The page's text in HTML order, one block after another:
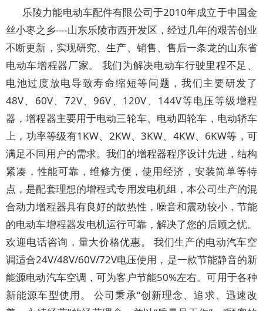
乐陵力能电动车配件有限公司于2010年成立于中国金
丝小枣之乡----山东乐陵市西开发区，经过几年的艰苦创业
不断更新，实现研究、生产、销售、售后一条龙的山东省
电动车增程器厂家。 我们为解决电动车行驶里程不足、
电池过度放电导致寿命缩短等问题，我们主要研发了
48V、60V、72V、96V、120V、144V等电压等级增程
器，增程器主要用于电动三轮车、电动四轮车，电动轿车
上，功率等级有1KW、2KW、3KW、4KW、6KW等，可
满足不同用户的需求。我们的增程器程序设计先进，结构
紧凑，性能可靠，维修方便，使用经济，安装简单等特
点，是配套理想的增程式专用发电机组，本公司生产的混
合动力增程器具有良好的散热性，噪音和震动较小，节能
的电动车增程器发电机运行可靠，解决了您的后顾之忧。
欢迎电话咨询，量大价格优惠。 我们生产的电动汽车空
调适合24V/48V/60V/72V电压使用，是一款节能静音的新
能源电动汽车空调，可为客户节能50%左右。可用于各种
新能源车型使用。 公司秉承“创新理念、追求、迅速改